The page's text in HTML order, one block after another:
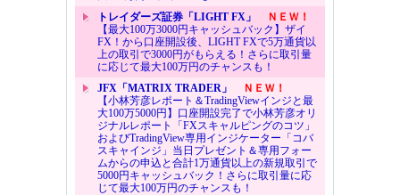
トレイダーズ証券「LIGHT FX」
ＮＥＷ！
【最大100万3000円キャッシュバック】ザイ
FX！から口座開設後、LIGHT FXで5万通貨以
上の取引で3000円がもらえる！さらに取引量
に応じて最大100万円のチャンスも！
JFX「MATRIX TRADER」
ＮＥＷ！
【小林芳彦レポート＆TradingViewインジと最
大100万5000円】口座開設完了で小林芳彦オリ
ジナルレポート「FXスキャルピングのコツ」
およびTradingView専用インジケーター「コバ
スキャインジ」当日プレゼント＆専用フォー
ムからの申込と合計1万通貨以上の新規取引で
5000円キャッシュバック！さらに取引量に応
じて最大100万円のチャンスも！